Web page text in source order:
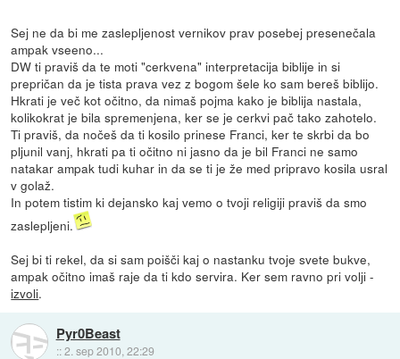
Sej ne da bi me zaslepljenost vernikov prav posebej presenečala
ampak vseeno...
DW ti praviš da te moti "cerkvena" interpretacija biblije in si
prepričan da je tista prava vez z bogom šele ko sam bereš biblijo.
Hkrati je več kot očitno, da nimaš pojma kako je biblija nastala,
kolikokrat je bila spremenjena, ker se je cerkvi pač tako zahotelo.
Ti praviš, da nočeš da ti kosilo prinese Franci, ker te skrbi da bo
pljunil vanj, hkrati pa ti očitno ni jasno da je bil Franci ne samo
natakar ampak tudi kuhar in da se ti je že med pripravo kosila usral
v golaž.
In potem tistim ki dejansko kaj vemo o tvoji religiji praviš da smo
zaslepljeni.
Sej bi ti rekel, da si sam poišči kaj o nastanku tvoje svete bukve,
ampak očitno imaš raje da ti kdo servira. Ker sem ravno pri volji -
izvoli.
Pyr0Beast
::2. sep 2010, 22:29